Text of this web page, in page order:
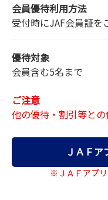
会員優待利用方法
受付時にJAF会員証を
優待対象
会員含む5名まで
ご注意
他の優待・割引等との
ＪＡＦア
※ＪＡＦアプリ